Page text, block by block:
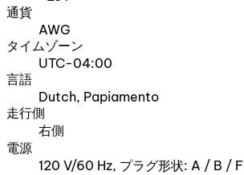
通貨
AWG
タイムゾーン
UTC-04:00
言語
Dutch, Papiamento
走行側
右側
電源
120 V/60 Hz, プラグ形状: A / B / F